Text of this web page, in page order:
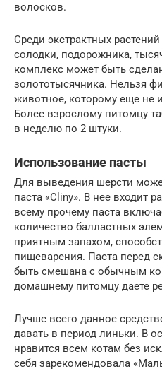
волосков.
Среди экстрактных
солодки, подорожника,
комплекс может быть
золототысячника. Нельзя
животное, которому еще не
Более взрослому питомцу
в неделю по 2 штуки.
Использование пасты
Для выведения шерсти
паста «Сliny». В нее входит
всему прочему паста
количество балластных
приятным запахом,
пищеварения. Паста перед
быть смешана с обычным
домашнему питомцу даете
Лучше всего данное
давать в период линьки. В
нравится всем котам без
себя зарекомендовала